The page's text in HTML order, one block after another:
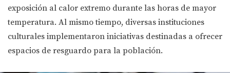
exposición al calor extremo durante las horas de mayor
temperatura. Al mismo tiempo, diversas instituciones
culturales implementaron iniciativas destinadas a ofrecer
espacios de resguardo para la población.